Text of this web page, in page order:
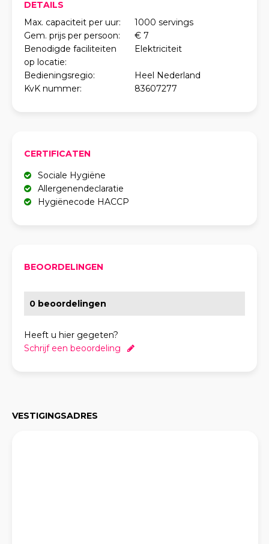
DETAILS
Max. capaciteit per uur:
1000 servings
Gem. prijs per persoon:
€ 7
Benodigde faciliteiten
op locatie:
Elektriciteit
Bedieningsregio:
Heel Nederland
KvK nummer:
83607277
CERTIFICATEN
Sociale Hygiëne
Allergenendeclaratie
Hygiënecode HACCP
BEOORDELINGEN
0 beoordelingen
Heeft u hier gegeten?
Schrijf een beoordeling
VESTIGINGSADRES